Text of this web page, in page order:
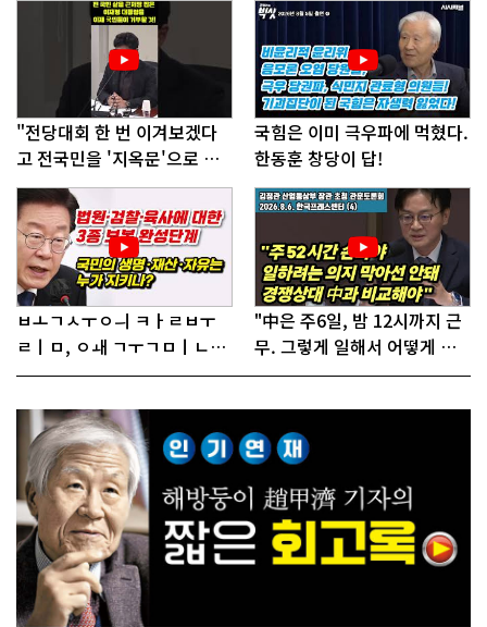
"전당대회 한 번 이겨보겠다
고 전국민을 '지옥문'으로 밀
어!"
국힘은 이미 극우파에 먹혔다.
한동훈 창당이 답!
ㅂㅗㄱㅅㅜㅇㅢ ㅋㅏㄹㅂㅜ
ㄹㅣㅁ, ㅇㅙ ㄱㅜㄱㅁㅣㄴㄷ
ㅡㄹㅇㅣ ㄷㅏㅇㅎㅐㅇㅑ ㅎ
"中은 주6일, 밤 12시까지 근
무. 그렇게 일해서 어떻게 경
쟁하냐 반문하더라"